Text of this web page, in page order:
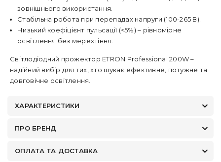
зовнішнього використання.
Стабільна робота при перепадах напруги (100-265 В).
Низький коефіцієнт пульсації (<5%) – рівномірне
освітлення без мерехтіння.
Світлодіодний прожектор ETRON Professional 200W –
надійний вибір для тих, хто шукає ефективне, потужне та
довговічне освітлення.
ХАРАКТЕРИСТИКИ
ПРО БРЕНД
ОПЛАТА ТА ДОСТАВКА